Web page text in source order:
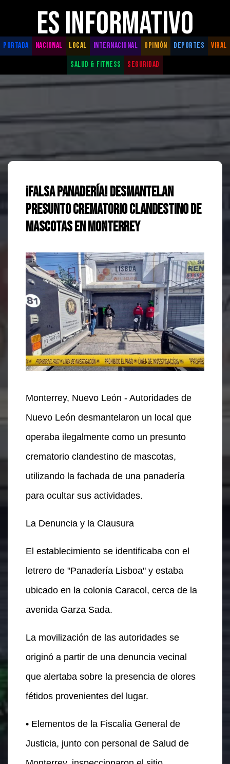
ES INFORMATIVO
PORTADA NACIONAL LOCAL INTERNACIONAL OPINIÓN DEPORTES
VIRAL
SALUD & FITNESS
SEGURIDAD
¡Falsa Panadería! Desmantelan
Presunto Crematorio Clandestino de
Mascotas en Monterrey
Monterrey, Nuevo León - Autoridades de
Nuevo León desmantelaron un local que
operaba ilegalmente como un presunto
crematorio clandestino de mascotas,
utilizando la fachada de una panadería
para ocultar sus actividades.
La Denuncia y la Clausura
El establecimiento se identificaba con el
letrero de "Panadería Lisboa" y estaba
ubicado en la colonia Caracol, cerca de la
avenida Garza Sada.
La movilización de las autoridades se
originó a partir de una denuncia vecinal
que alertaba sobre la presencia de olores
fétidos provenientes del lugar.
• Elementos de la Fiscalía General de
Justicia, junto con personal de Salud de